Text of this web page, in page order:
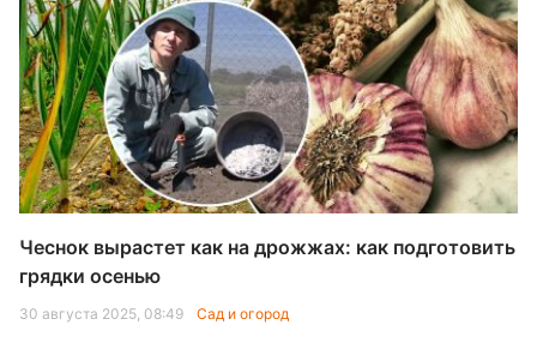
Чеснок вырастет как на дрожжах: как подготовить
грядки осенью
30 августа 2025, 08:49 Сад и огород